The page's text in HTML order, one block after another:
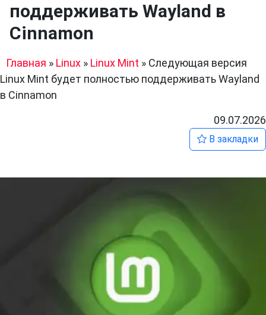
поддерживать Wayland в
Cinnamon
Главная » Linux » Linux Mint » Следующая версия
Linux Mint будет полностью поддерживать Wayland
в Cinnamon
09.07.2026
В закладки